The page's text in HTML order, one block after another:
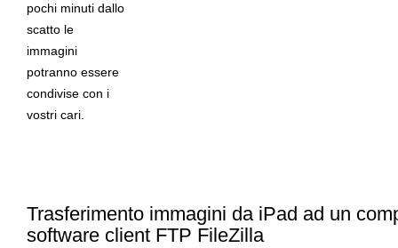
pochi minuti dallo
scatto le
immagini
potranno essere
condivise con i
vostri cari.
Trasferimento immagini da iPad ad un
software client FTP FileZilla